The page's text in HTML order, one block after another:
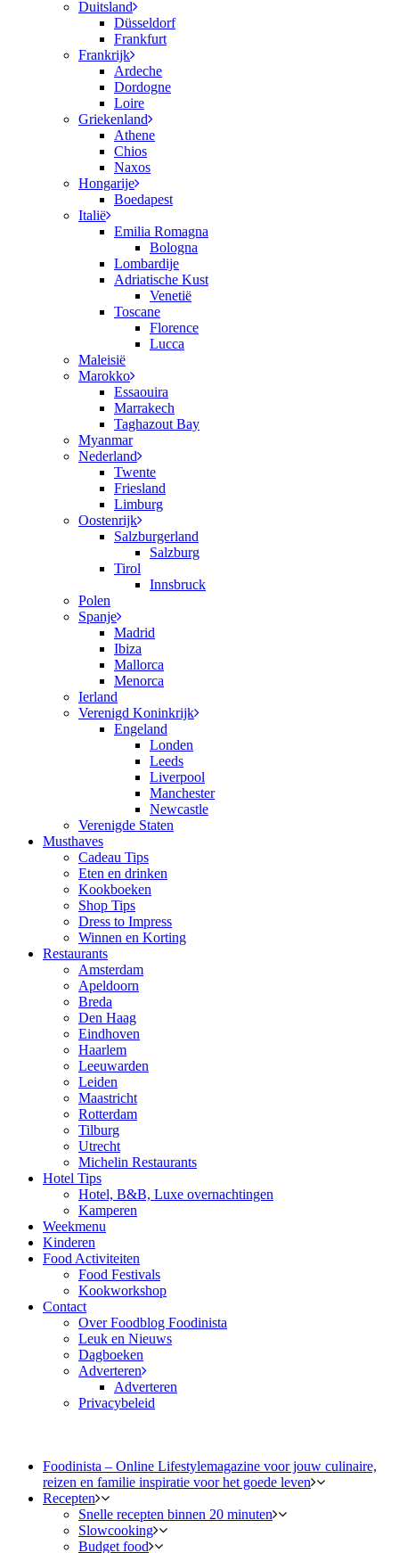
Duitsland
Düsseldorf
Frankfurt
Frankrijk
Ardeche
Dordogne
Loire
Griekenland
Athene
Chios
Naxos
Hongarije
Boedapest
Italië
Emilia Romagna
Bologna
Lombardije
Adriatische Kust
Venetië
Toscane
Florence
Lucca
Maleisië
Marokko
Essaouira
Marrakech
Taghazout Bay
Myanmar
Nederland
Twente
Friesland
Limburg
Oostenrijk
Salzburgerland
Salzburg
Tirol
Innsbruck
Polen
Spanje
Madrid
Ibiza
Mallorca
Menorca
Ierland
Verenigd Koninkrijk
Engeland
Londen
Leeds
Liverpool
Manchester
Newcastle
Verenigde Staten
Musthaves
Cadeau Tips
Eten en drinken
Kookboeken
Shop Tips
Dress to Impress
Winnen en Korting
Restaurants
Amsterdam
Apeldoorn
Breda
Den Haag
Eindhoven
Haarlem
Leeuwarden
Leiden
Maastricht
Rotterdam
Tilburg
Utrecht
Michelin Restaurants
Hotel Tips
Hotel, B&B, Luxe overnachtingen
Kamperen
Weekmenu
Kinderen
Food Activiteiten
Food Festivals
Kookworkshop
Contact
Over Foodblog Foodinista
Leuk en Nieuws
Dagboeken
Adverteren
Adverteren
Privacybeleid
Foodinista – Online Lifestylemagazine voor jouw culinaire,
reizen en familie inspiratie voor het goede leven
Recepten
Snelle recepten binnen 20 minuten
Slowcooking
Budget food